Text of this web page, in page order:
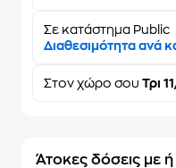
Σε κατάστημα Public
Διαθεσιμότητα ανά
Στον χώρο σου Τρι
Άτοκες δόσεις με ή